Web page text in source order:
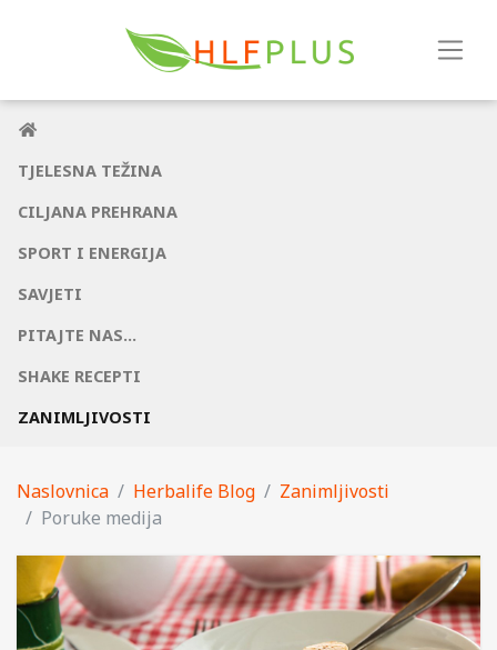
TJELESNA TEŽINA
CILJANA PREHRANA
SPORT I ENERGIJA
SAVJETI
PITAJTE NAS...
SHAKE RECEPTI
ZANIMLJIVOSTI
Naslovnica Herbalife Blog
Zanimljivosti
Poruke medija